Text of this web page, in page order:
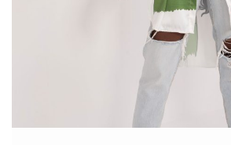
grup odbiorców, dlatego sprawdź, czy się do
Detalistom i właścicielom sklepów: